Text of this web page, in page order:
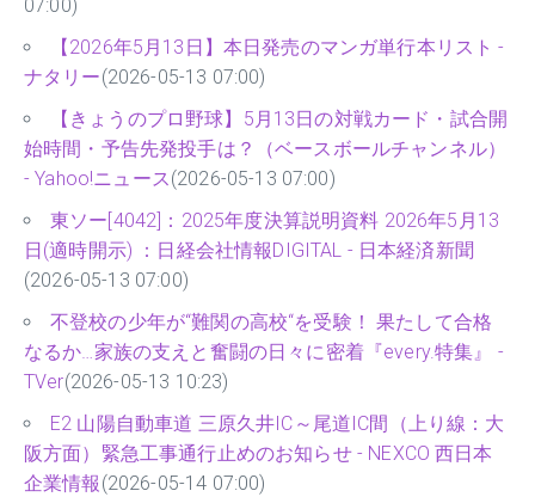
07:00)
【2026年5月13日】本日発売のマンガ単行本リスト -
ナタリー(2026-05-13 07:00)
【きょうのプロ野球】5月13日の対戦カード・試合開
始時間・予告先発投手は？（ベースボールチャンネル）
- Yahoo!ニュース(2026-05-13 07:00)
東ソー[4042]：2025年度決算説明資料 2026年5月13
日(適時開示) ：日経会社情報DIGITAL - 日本経済新聞
(2026-05-13 07:00)
不登校の少年が“難関の高校“を受験！ 果たして合格
なるか…家族の支えと奮闘の日々に密着『every.特集』 -
TVer(2026-05-13 10:23)
E2 山陽自動車道 三原久井IC～尾道IC間（上り線：大
阪方面）緊急工事通行止めのお知らせ - NEXCO 西日本
企業情報 (2026-05-14 07:00)